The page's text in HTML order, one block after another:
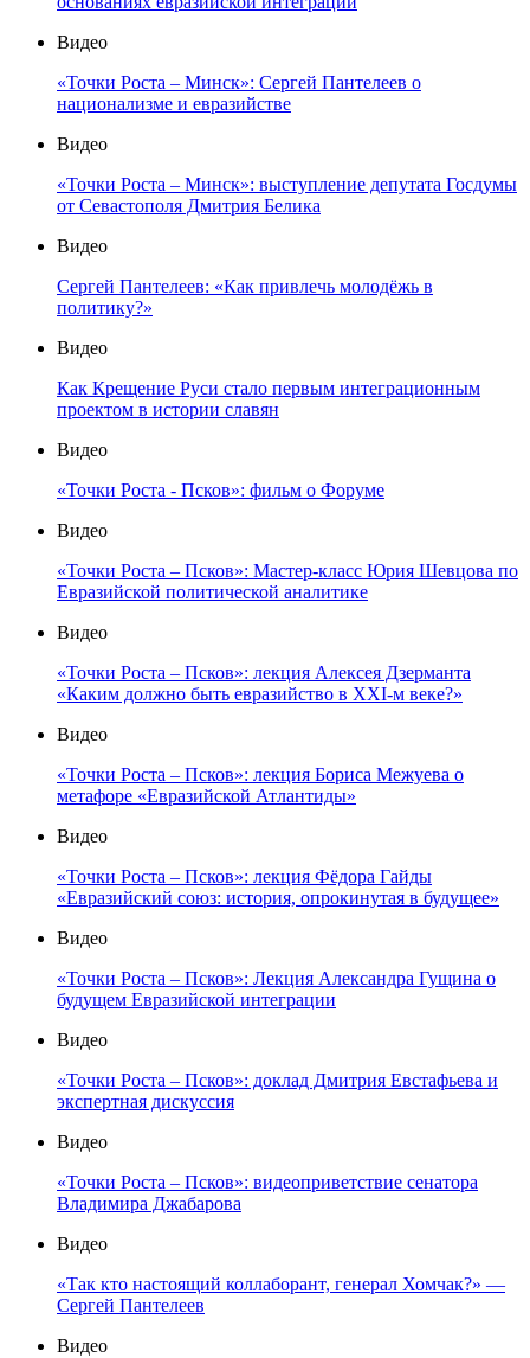
Видео
«Точки Роста – Минск»: Сергей Пантелеев о
национализме и евразийстве
Видео
«Точки Роста – Минск»: выступление депутата Госдумы
от Севастополя Дмитрия Белика
Видео
Сергей Пантелеев: «Как привлечь молодёжь в
политику?»
Видео
Как Крещение Руси стало первым интеграционным
проектом в истории славян
Видео
«Точки Роста - Псков»: фильм о Форуме
Видео
«Точки Роста – Псков»: Мастер-класс Юрия Шевцова по
Евразийской политической аналитике
Видео
«Точки Роста – Псков»: лекция Алексея Дзерманта
«Каким должно быть евразийство в XXI-м веке?»
Видео
«Точки Роста – Псков»: лекция Бориса Межуева о
метафоре «Евразийской Атлантиды»
Видео
«Точки Роста – Псков»: лекция Фёдора Гайды
«Евразийский союз: история, опрокинутая в будущее»
Видео
«Точки Роста – Псков»: Лекция Александра Гущина о
будущем Евразийской интеграции
Видео
«Точки Роста – Псков»: доклад Дмитрия Евстафьева и
экспертная дискуссия
Видео
«Точки Роста – Псков»: видеоприветствие сенатора
Владимира Джабарова
Видео
«Так кто настоящий коллаборант, генерал Хомчак?» —
Сергей Пантелеев
Видео